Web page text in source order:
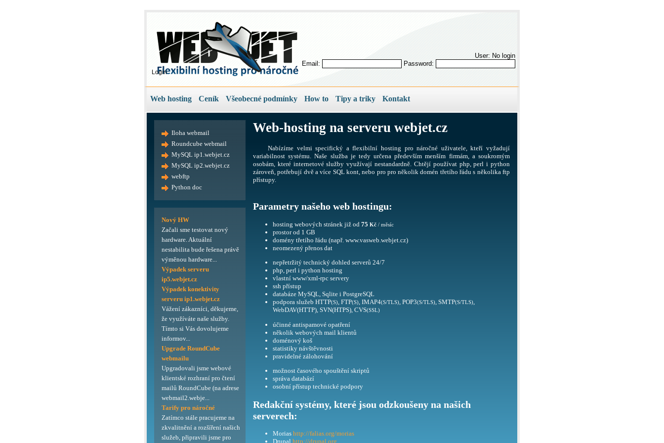
User: No login
Email:
Password:
Login
Web hosting Ceník Všeobecné podmínky How to Tipy a triky Kontakt
Web-hosting na serveru webjet.cz
Nabízíme velmi specifický a flexibilní hosting pro náročné uživatele, kteří vyžadují
variabilnost systému. Naše služba je tedy určena především menším firmám, a soukromým
osobám, které internetové služby využívají nestandardně. Chtějí používat php, perl i python
zároveň, potřebují dvě a více SQL kont, nebo pro pro několik domén třetího řádu s několika ftp
přístupy.
Parametry našeho web hostingu:
hosting webových stránek již od 75 Kč / měsíc
prostor od 1 GB
domény třetího řádu (např. www.vasweb.webjet.cz)
neomezený přenos dat
nepřetržitý technický dohled serverů 24/7
php, perl i python hosting
vlastní www/xml-rpc servery
ssh přístup
databáze MySQL, Sqlite i PostgreSQL
podpora služeb HTTP(S), FTP(S), IMAP4(S/TLS), POP3(S/TLS), SMTP(S/TLS),
WebDAV(HTTP), SVN(HTPS), CVS(SSL)
účinné antispamové opatření
několik webových mail klientů
doménový koš
statistiky návštěvnosti
pravidelné zálohování
možnost časového spouštění skriptů
správa databází
osobní přístup technické podpory
Redakční systémy, které jsou odzkoušeny na našich
serverech:
Morias http://falias.org/morias
Drupal http://drupal.org
Iloha webmail
Roundcube webmail
MySQL ip1.webjet.cz
MySQL ip2.webjet.cz
webftp
Python doc
Nový HW
Začali sme testovat nový
hardware. Aktuální
nestabilita bude řešena právě
výměnou hardware...
Výpadek serveru
ip5.webjet.cz
Výpadek konektivity
serveru ip1.webjet.cz
Vážení zákazníci, děkujeme,
že využíváte naše služby.
Tímto si Vás dovolujeme
informov...
Upgrade RoundCube
webmailu
Upgradovali jsme webové
klientské rozhraní pro čtení
mailů RoundCube (na adrese
webmail2.webje...
Tarify pro náročné
Zatímco stále pracujeme na
zkvalitnění a rozšíření našich
služeb, připravili jsme pro